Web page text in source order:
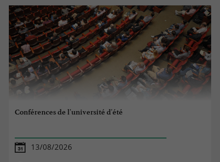
Conférences de l'université d'été
13/08/2026